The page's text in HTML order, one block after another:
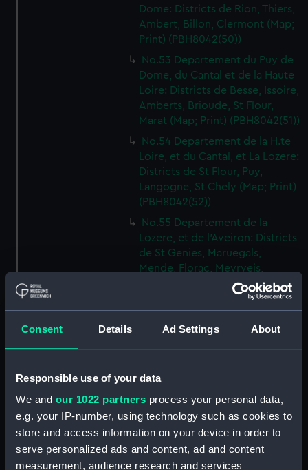
Consent Details Ad Settings About
Responsible use of your data
We and our 1022 partners process your personal data,
e.g. your IP-number, using technology such as cookies to
store and access information on your device in order to
serve personalized ads and content, ad and content
measurement, audience research and services
Dome: Districts de Rion, Thiers,
Ambert, Billon, Clermont (Map;
Print) (PBH8042(50))
No.53 Departement du Puy de
Dome, du Cantal et de la Haute
Loire: Districts de Besse, Issoire,
Amberts, Brioude, St Flour,
Marat (Map; Print) (PBH8042(51))
No.54 Departement de la H.te
Loire, et du Cantal, et La Lozere:
Districts de St Flour, Puy,
Langogne, St Chely (Map; Print)
(PBH8042(52))
No.55 Departement de la
Lozere, et de l'Aveiron: Districts
de St Genies, Maruegals,
Mende, Florac, Meyrveis,
Severac (Map; Print)
l'Aveiron, et du Gard: Districts
de Milhau, Vigan, St Affrique
No.57 Departement de
l'Herault: Districts de Lodeve,
Bezier, St Pons (Map; Print)
(PBH8042(55))
No.58 Departement de l'Aude:
District de Narbonne (Map;